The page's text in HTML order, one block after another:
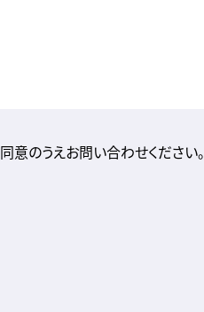
同意のうえお問い合わせください。